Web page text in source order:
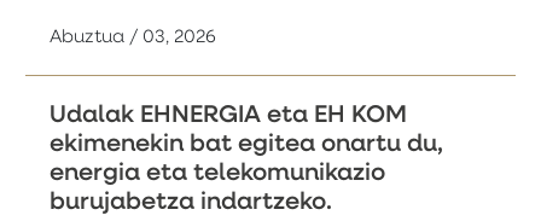
Abuztua / 03, 2026
Udalak EHNERGIA eta EH KOM
ekimenekin bat egitea onartu du,
energia eta telekomunikazio
burujabetza indartzeko.